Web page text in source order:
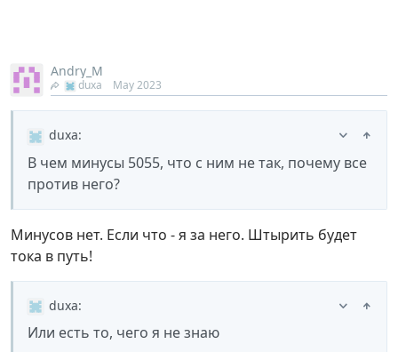
Andry_M
duxa May 2023
duxa:
В чем минусы 5055, что с ним не так, почему все
против него?
Минусов нет. Если что - я за него. Штырить будет
тока в путь!
duxa:
Или есть то, чего я не знаю